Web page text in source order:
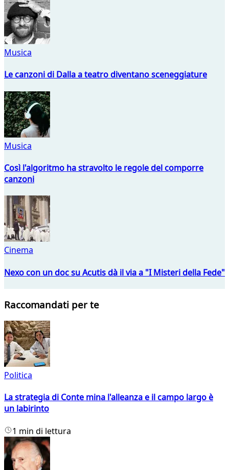
Musica
Le canzoni di Dalla a teatro diventano sceneggiature
Musica
Così l'algoritmo ha stravolto le regole del comporre
canzoni
Cinema
Nexo con un doc su Acutis dà il via a "I Misteri della Fede"
Raccomandati per te
Politica
La strategia di Conte mina l'alleanza e il campo largo è
un labirinto
1 min di lettura